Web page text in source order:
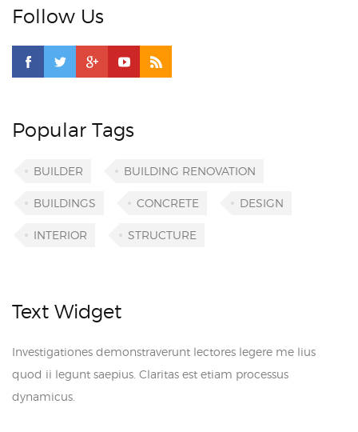
Follow Us
Popular Tags
BUILDER BUILDING RENOVATION
BUILDINGS CONCRETE DESIGN
INTERIOR STRUCTURE
Text Widget
Investigationes demonstraverunt lectores legere me lius
quod ii legunt saepius. Claritas est etiam processus
dynamicus.